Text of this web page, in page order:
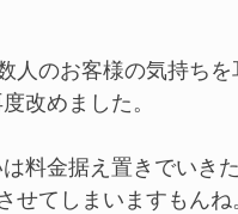
のお客様の気持ち
改めました。
料金据え置きでいき
てしまいますもんね